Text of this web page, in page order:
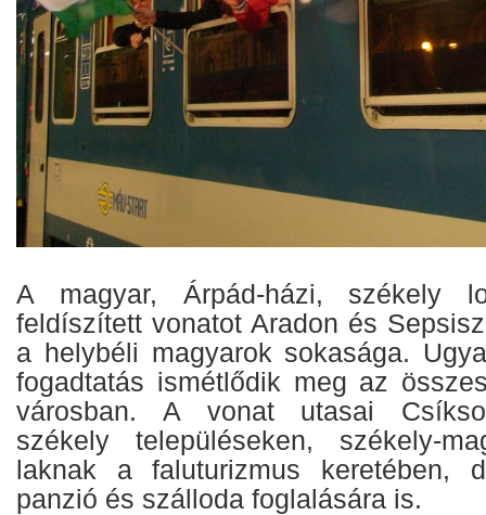
A magyar, Árpád-házi, székely
feldíszített vonatot Aradon és
a helybéli magyarok sokasága.
fogadtatás ismétlődik meg az
városban. A vonat utasai
székely településeken, székely-
laknak a faluturizmus keretében,
panzió és szálloda foglalására is.